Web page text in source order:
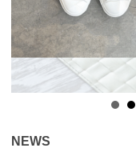
NEWS